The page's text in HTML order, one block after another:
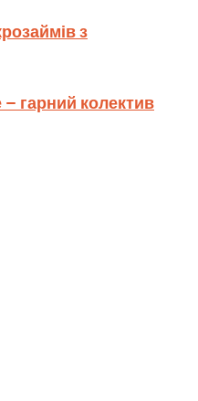
з
гарний колектив